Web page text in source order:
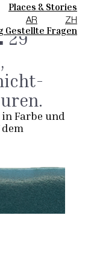
Kaufmöglichkeiten
Spezifikationen
Gestellte Fragen
Places & Stories
& Culture
AR ZH
29
Farbe und